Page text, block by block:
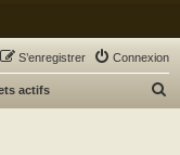
Connexion
S’enregistrer
actifs